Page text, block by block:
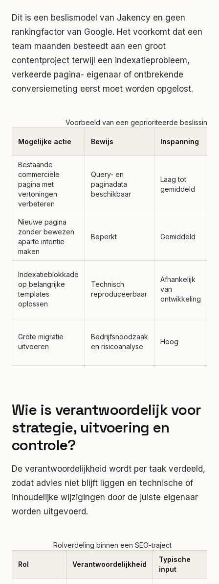
Dit is een beslismodel van Jakency en geen
rankingfactor van Google. Het voorkomt dat een
team maanden besteedt aan een groot
contentproject terwijl een indexatieprobleem,
verkeerde pagina- eigenaar of ontbrekende
conversiemeting eerst moet worden opgelost.
Voorbeeld van een geprioriteerde beslissing
Mogelijke actie Bewijs Inspanning
Bestaande
commerciële
pagina met
vertoningen
verbeteren
Query- en
paginadata
beschikbaar
Laag tot
gemiddeld
Nieuwe pagina
zonder bewezen
aparte intentie
maken
Beperkt Gemiddeld
Indexatieblokkade
op belangrijke
templates
oplossen
Technisch
reproduceerbaar
Afhankelijk
van
ontwikkeling
Grote migratie
uitvoeren
Bedrijfsnoodzaak
en risicoanalyse
Hoog
Wie is verantwoordelijk voor
strategie, uitvoering en
controle?
De verantwoordelijkheid wordt per taak verdeeld,
zodat advies niet blijft liggen en technische of
inhoudelijke wijzigingen door de juiste eigenaar
worden uitgevoerd.
Rolverdeling binnen een SEO-traject
Rol Verantwoordelijkheid
Typische
input